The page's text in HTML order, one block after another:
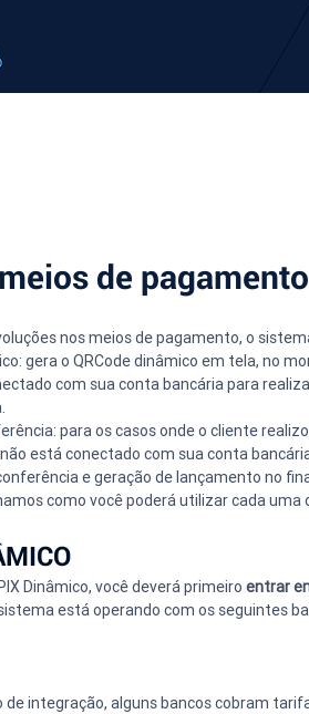
de
nos meios de pagamento, o
gera o QRCode dinâmico em tela, no
com sua conta bancária para
para os casos onde o cliente
está conectado com sua conta
e geração de lançamento no
como você poderá utilizar cada uma
Dinâmico, você deverá primeiro entrar
está operando com os seguintes
de integração, alguns bancos cobram